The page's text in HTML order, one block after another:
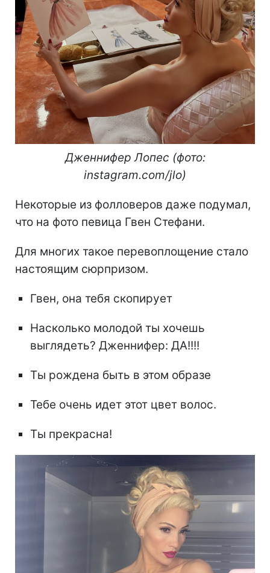
Дженнифер Лопес (фото:
instagram.com/jlo)
Некоторые из фолловеров даже подумал,
что на фото певица Гвен Стефани.
Для многих такое перевоплощение стало
настоящим сюрпризом.
Гвен, она тебя скопирует
Насколько молодой ты хочешь
выглядеть? Дженнифер: ДА!!!!
Ты рождена быть в этом образе
Тебе очень идет этот цвет волос.
Ты прекрасна!